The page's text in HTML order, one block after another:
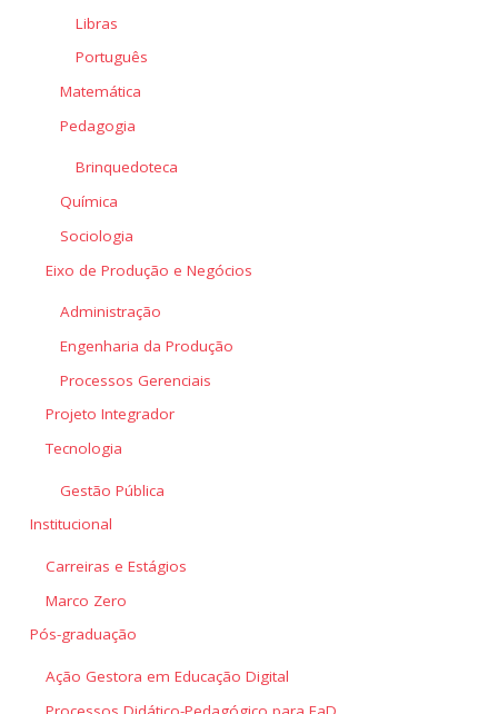
Libras
Português
Matemática
Pedagogia
Brinquedoteca
Química
Sociologia
Eixo de Produção e Negócios
Administração
Engenharia da Produção
Processos Gerenciais
Projeto Integrador
Tecnologia
Gestão Pública
Institucional
Carreiras e Estágios
Marco Zero
Pós-graduação
Ação Gestora em Educação Digital